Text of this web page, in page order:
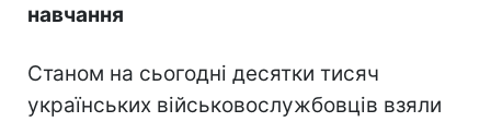
навчання
Станом на сьогодні десятки тисяч
українських військовослужбовців взяли